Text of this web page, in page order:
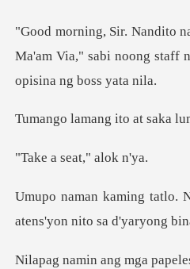
Ma'am Via," sabi noong staff
to at saka
seat," a
atens'yon n
g mga